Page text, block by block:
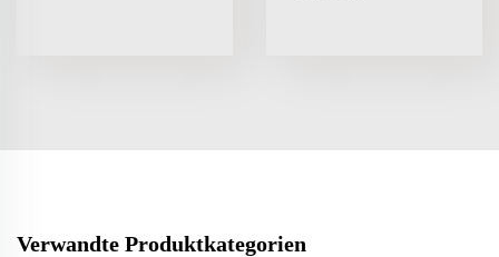
Verwandte Produktkategorien